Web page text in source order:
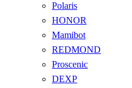
Polaris
HONOR
Mamibot
REDMOND
Proscenic
DEXP